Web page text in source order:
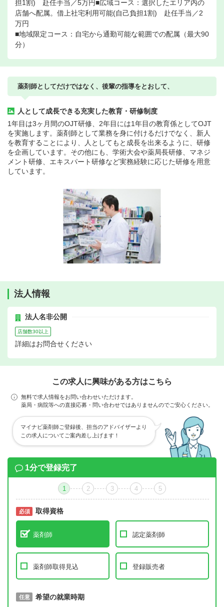
担1割) 赴任手当／5万円■広域コース：選択したエリア内の
店舗へ配属。借上社宅利用可能(自己負担1割) 赴任手当／2
万円
■地域限定コース：自宅から通勤可能な範囲での配属（最大90
分）
薬剤師としてだけではなく、後輩の指導をとおして、
人として成長できる充実した教育・研修制度
1年目は3ヶ月間のOJT研修、2年目には1年目の教育係としてOJT
を実施します。薬剤師として業務を身に付けるだけでなく、新人
を教育することにより、人としてもと成長を出来るように、研修
を企画しています。その他にも、学術大会や薬局長研修、マネジ
メント研修、エキスパート研修など実務経験に応じた研修を用意
しています。
法人情報
法人名非公開
店舗数30以上
詳細はお問合せください
この求人に興味がある方はこちら
無料で求人情報をお問い合わせいただけます。
薬局・病院等への直接応募・問い合わせではありませんのでご安心ください。
マイナビ薬剤師ご登録後、担当のアドバイザーより
この求人についてご案内差し上げます！
1分で登録完了
1 2 3 4 5
必須 取得資格
薬剤師 認定薬剤師
薬剤師取得見込 登録販売者
必須 取得予定年
任意 希望の就業時期